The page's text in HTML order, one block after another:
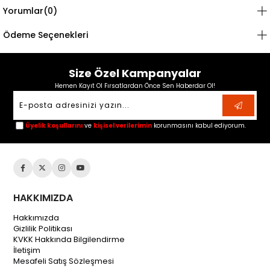
Yorumlar(0)
Ödeme Seçenekleri
Size Özel Kampanyalar
Hemen Kayıt Ol Fırsatlardan Önce Sen Haberdar Ol!
Üyelik koşullarını ve kişisel verilerimin korunmasını kabul ediyorum.
HAKKIMIZDA
Hakkımızda
Gizlilik Politikası
KVKK Hakkında Bilgilendirme
İletişim
Mesafeli Satış Sözleşmesi